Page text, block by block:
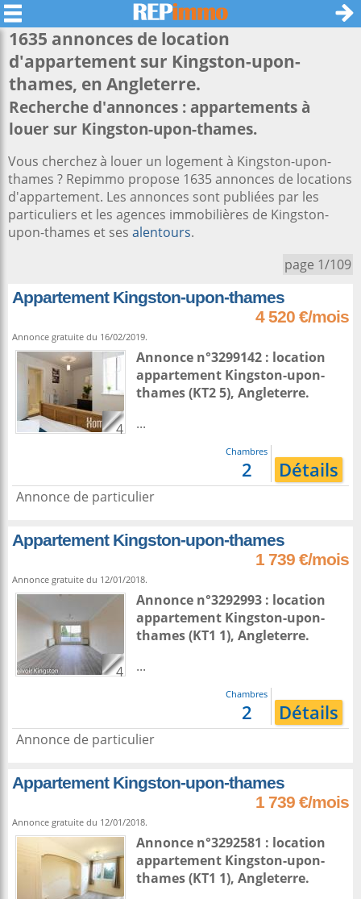
1635 annonces de location
d'appartement sur Kingston-upon-
thames, en Angleterre.
Recherche d'annonces : appartements à
louer sur Kingston-upon-thames.
Vous cherchez à louer un logement à Kingston-upon-
thames ? Repimmo propose 1635 annonces de locations
d'appartement. Les annonces sont publiées par les
particuliers et les agences immobilières de Kingston-
upon-thames et ses alentours.
page 1/109
Appartement Kingston-upon-thames
4 520 €/mois
Annonce gratuite du 16/02/2019.
4
Annonce n°3299142 : location
appartement Kingston-upon-
thames(KT2 5), Angleterre.
...
Chambres
2 Détails
Annonce de particulier
Appartement Kingston-upon-thames
1 739 €/mois
Annonce gratuite du 12/01/2018.
4
Annonce n°3292993 : location
appartement Kingston-upon-
thames(KT1 1), Angleterre.
...
Chambres
2 Détails
Annonce de particulier
Appartement Kingston-upon-thames
1 739 €/mois
Annonce gratuite du 12/01/2018.
Annonce n°3292581 : location
appartement Kingston-upon-
thames(KT1 1), Angleterre.